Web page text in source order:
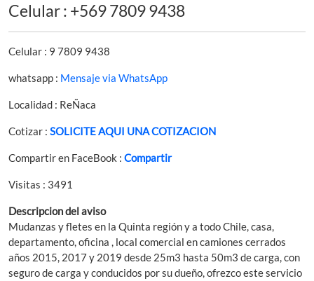
Celular : +569 7809 9438
Celular : 9 7809 9438
whatsapp : Mensaje via WhatsApp
Localidad : ReÑaca
Cotizar : SOLICITE AQUI UNA COTIZACION
Compartir en FaceBook : Compartir
Visitas : 3491
Descripcion del aviso
Mudanzas y fletes en la Quinta región y a todo Chile, casa,
departamento, oficina , local comercial en camiones cerrados
años 2015, 2017 y 2019 desde 25m3 hasta 50m3 de carga, con
seguro de carga y conducidos por su dueño, ofrezco este servicio